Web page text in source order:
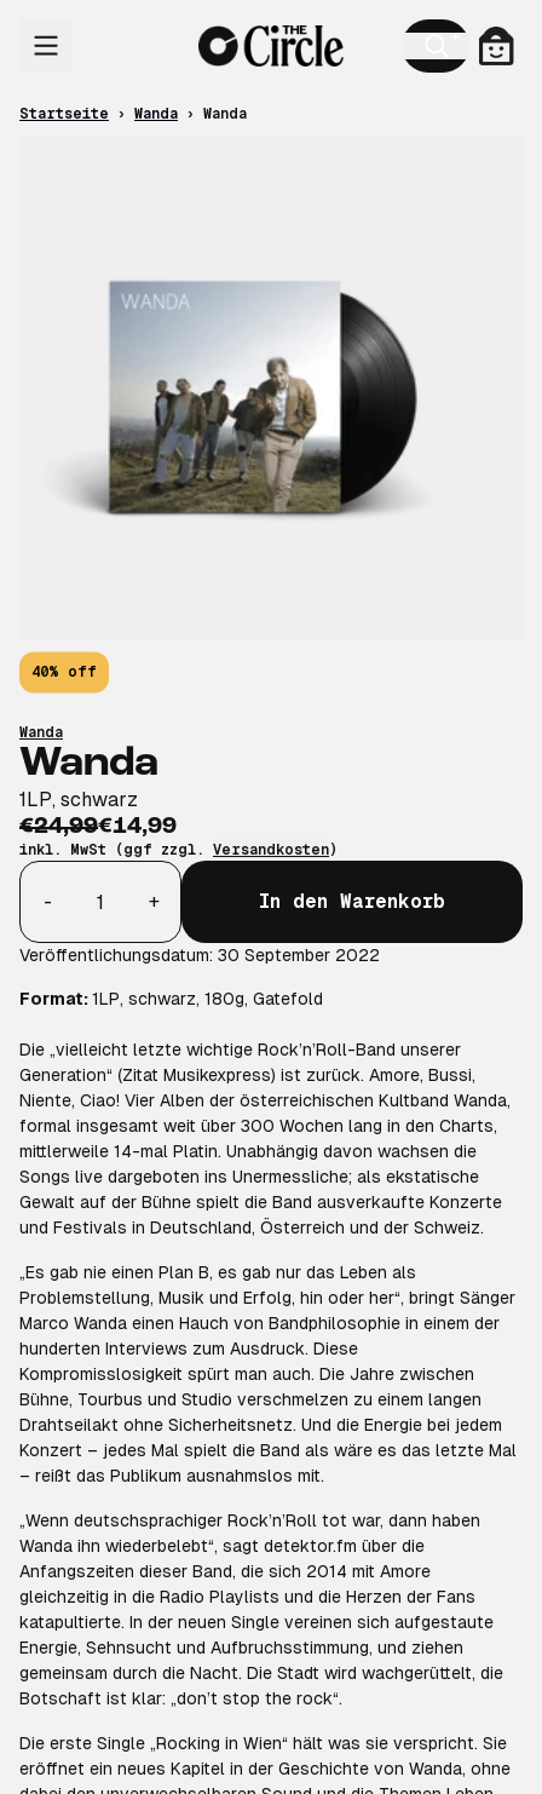
Startseite › Wanda › Wanda
Wanda
Wanda
1LP, schwarz
€24,99€14,99
inkl. MwSt (ggf zzgl. Versandkosten)
Anzahl
-
+ In den Warenkorb
Veröffentlichungsdatum: 30 September 2022
Format:1LP, schwarz, 180g, Gatefold
Die „vielleicht letzte wichtige Rock’n’Roll-Band unserer
Generation“ (Zitat Musikexpress) ist zurück. Amore, Bussi,
Niente, Ciao! Vier Alben der österreichischen Kultband Wanda,
formal insgesamt weit über 300 Wochen lang in den Charts,
mittlerweile 14-mal Platin. Unabhängig davon wachsen die
Songs live dargeboten ins Unermessliche; als ekstatische
Gewalt auf der Bühne spielt die Band ausverkaufte Konzerte
und Festivals in Deutschland, Österreich und der Schweiz.
„Es gab nie einen Plan B, es gab nur das Leben als
Problemstellung, Musik und Erfolg, hin oder her“, bringt Sänger
Marco Wanda einen Hauch von Bandphilosophie in einem der
hunderten Interviews zum Ausdruck. Diese
Kompromisslosigkeit spürt man auch. Die Jahre zwischen
Bühne, Tourbus und Studio verschmelzen zu einem langen
Drahtseilakt ohne Sicherheitsnetz. Und die Energie bei jedem
Konzert – jedes Mal spielt die Band als wäre es das letzte Mal
– reißt das Publikum ausnahmslos mit.
„Wenn deutschsprachiger Rock’n’Roll tot war, dann haben
Wanda ihn wiederbelebt“, sagt detektor.fm über die
Anfangszeiten dieser Band, die sich 2014 mit Amore
gleichzeitig in die Radio Playlists und die Herzen der Fans
katapultierte. In der neuen Single vereinen sich aufgestaute
Energie, Sehnsucht und Aufbruchsstimmung, und ziehen
gemeinsam durch die Nacht. Die Stadt wird wachgerüttelt, die
Botschaft ist klar: „don’t stop the rock“.
Die erste Single „Rocking in Wien“ hält was sie verspricht. Sie
eröffnet ein neues Kapitel in der Geschichte von Wanda, ohne
40% off